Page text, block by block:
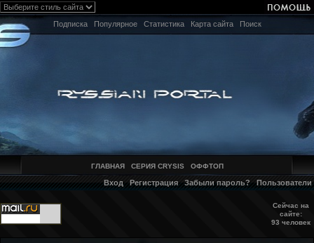
Подписка Популярное Статистика Карта сайта Поиск
ГЛАВНАЯ СЕРИЯ CRYSIS ОФФТОП
Вход Регистрация Забыли пароль? Пользователи
Сейчас на
сайте:
93 человек